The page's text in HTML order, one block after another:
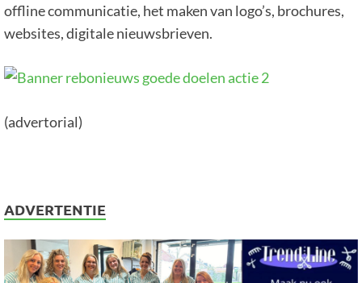
offline communicatie, het maken van logo’s, brochures,
websites, digitale nieuwsbrieven.
(advertorial)
ADVERTENTIE